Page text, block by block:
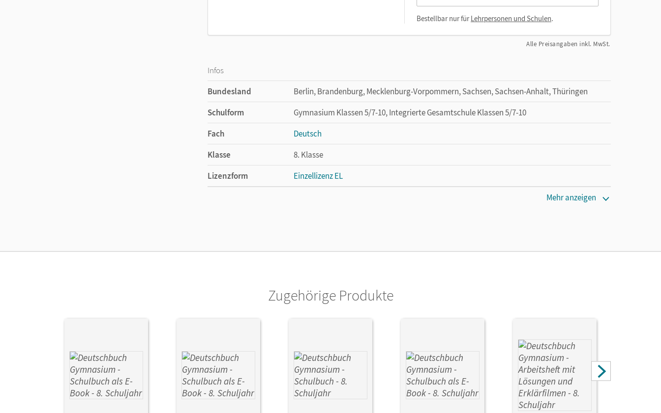
Bestellbar nur fürLehrpersonen und Schulen.
Alle Preisangaben inkl. MwSt.
Infos
Bundesland
Berlin, Brandenburg, Mecklenburg-Vorpommern, Sachsen, Sachsen-Anhalt, Thüringen
Schulform
Gymnasium Klassen 5/7-10, Integrierte Gesamtschule Klassen 5/7-10
Fach
Deutsch
Klasse
8. Klasse
Lizenzform
Einzellizenz EL
Mehr anzeigen
Zugehörige Produkte